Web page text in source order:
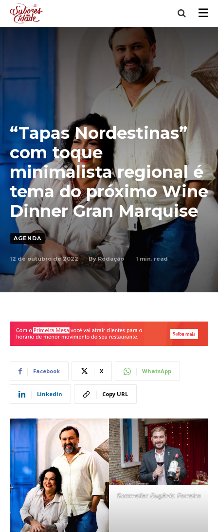
“Tapas Nordestinas”
com toque
minimalista regional é
tema do próximo Wine
Dinner Gran Marquise
AGENDA
12 de outubro de 2022 By Redação 1 min. read
Facebook X WhatsApp
Linkedin Copy URL
Sommelier Eugênio Ferreira